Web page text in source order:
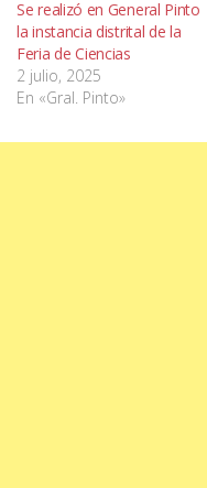
Se realizó en General Pinto
la instancia distrital de la
Feria de Ciencias
2 julio, 2025
En «Gral. Pinto»